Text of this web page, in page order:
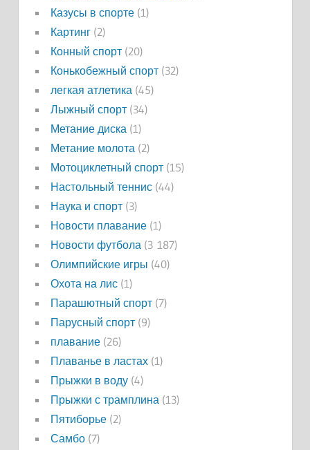
Казусы в спорте(1)
Картинг(2)
Конный спорт(20)
Конькобежный спорт(32)
легкая атлетика(45)
Лыжный спорт(34)
Метание диска(1)
Метание молота(2)
Мотоциклетный спорт(15)
Настольный теннис(44)
Наука и спорт(3)
Новости плавание(1)
Новости футбола(3 187)
Олимпийские игры (40)
Охота на лис(1)
Парашютный спорт(7)
Парусный спорт(9)
плавание(26)
Плаванье в ластах(1)
Прыжки в воду(4)
Прыжки с трамплина(13)
Пятиборье(2)
Самбо(7)